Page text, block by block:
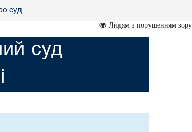
суд
Людям з порушенням зору
суд